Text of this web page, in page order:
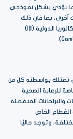
مما يؤدي بشكل نموذجي
أخرى، بما في ذلك
مؤهلات مجلس الأعمال وتعليم التقنيات (BTEC) والبكالوريا الدولية (IB)
تمتلك بواسطته كل من
للرعاية الصحية
والبرلمانات المنفصلة
القطاع الخاص
وتوجد حاليًا